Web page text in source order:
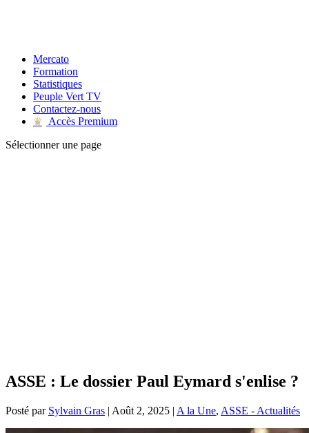
Mercato
Formation
Statistiques
Peuple Vert TV
Contactez-nous
♛
Accès Premium
Sélectionner une page
ASSE : Le dossier Paul Eymard s'enlise ?
Posté par Sylvain Gras | Août 2, 2025 | A la Une, ASSE - Actualités